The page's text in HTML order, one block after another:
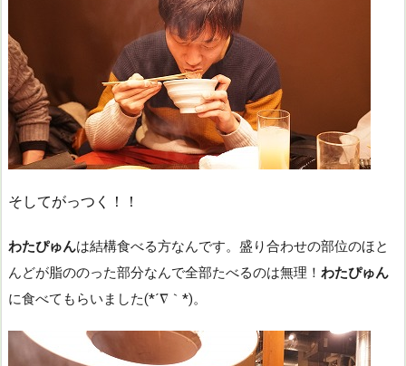
そしてがっつく！！
わたぴゅんは結構食べる方なんです。盛り合わせの部位のほと
んどが脂ののった部分なんで全部たべるのは無理！ わたぴゅん
に食べてもらいました(*´∇｀*)。